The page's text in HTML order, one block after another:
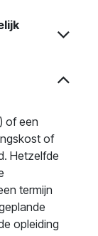
of een
of
Hetzelfde
termijn
opleiding